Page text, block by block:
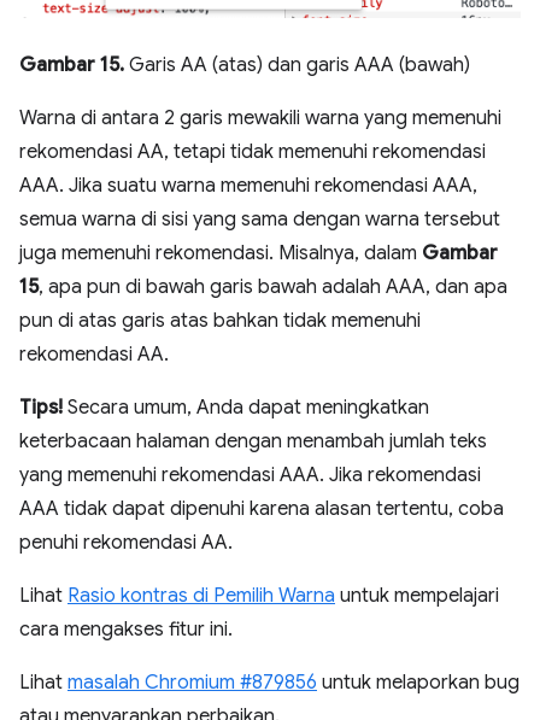
Gambar 15. Garis AA (atas) dan garis AAA (bawah)
Warna di antara 2 garis mewakili warna yang memenuhi
rekomendasi AA, tetapi tidak memenuhi rekomendasi
AAA. Jika suatu warna memenuhi rekomendasi AAA,
semua warna di sisi yang sama dengan warna tersebut
juga memenuhi rekomendasi. Misalnya, dalam Gambar
15, apa pun di bawah garis bawah adalah AAA, dan apa
pun di atas garis atas bahkan tidak memenuhi
rekomendasi AA.
Tips! Secara umum, Anda dapat meningkatkan
keterbacaan halaman dengan menambah jumlah teks
yang memenuhi rekomendasi AAA. Jika rekomendasi
AAA tidak dapat dipenuhi karena alasan tertentu, coba
penuhi rekomendasi AA.
Lihat Rasio kontras di Pemilih Warna untuk mempelajari
cara mengakses fitur ini.
Lihat masalah Chromium #879856 untuk melaporkan bug